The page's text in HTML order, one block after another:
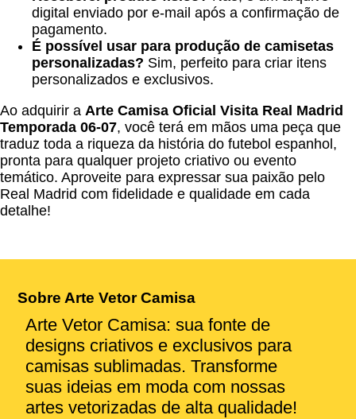
digital enviado por e-mail após a confirmação de
pagamento.
É possível usar para produção de camisetas
personalizadas? Sim, perfeito para criar itens
personalizados e exclusivos.
Ao adquirir a Arte Camisa Oficial Visita Real Madrid
Temporada 06-07, você terá em mãos uma peça que
traduz toda a riqueza da história do futebol espanhol,
pronta para qualquer projeto criativo ou evento
temático. Aproveite para expressar sua paixão pelo
Real Madrid com fidelidade e qualidade em cada
detalhe!
Sobre Arte Vetor Camisa
Arte Vetor Camisa: sua fonte de
designs criativos e exclusivos para
camisas sublimadas. Transforme
suas ideias em moda com nossas
artes vetorizadas de alta qualidade!